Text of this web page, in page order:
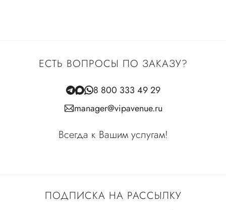
ПОДПИСКА НА РАССЫЛКУ
ЕСТЬ ВОПРОСЫ ПО ЗАКАЗУ?
8 800 333 49 29
manager@vipavenue.ru
Всегда к Вашим услугам!